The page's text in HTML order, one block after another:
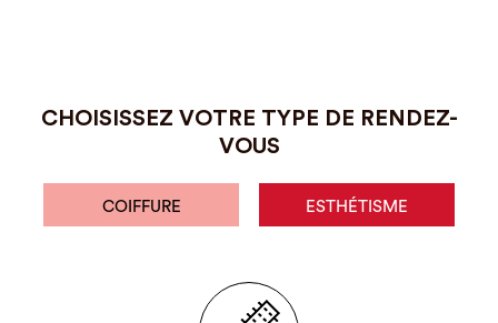
CHOISISSEZ VOTRE TYPE DE RENDEZ-
VOUS
COIFFURE ESTHÉTISME